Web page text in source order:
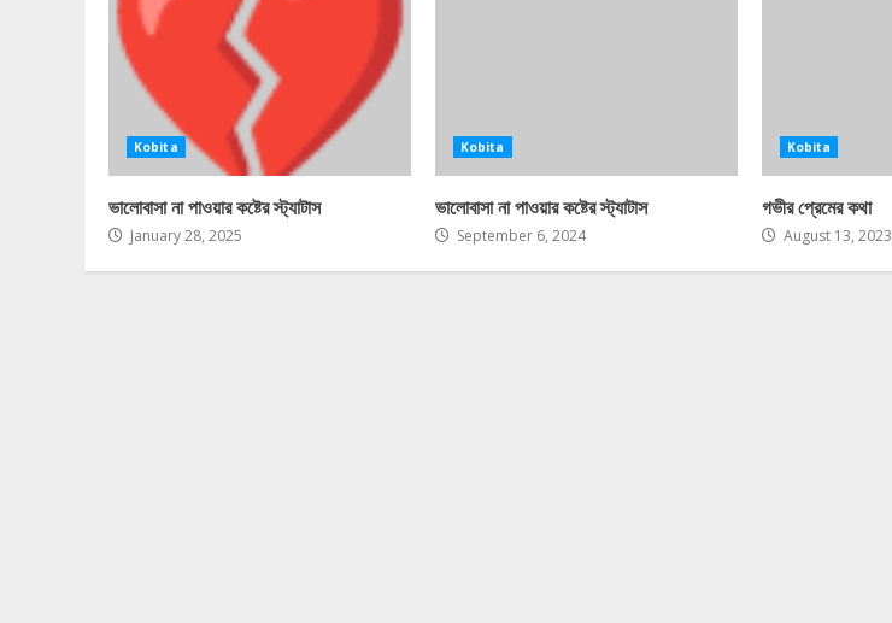
Kobita
ভালোবাসা না পাওয়ার কষ্টের স্ট্যাটাস
January 28, 2025
Kobita
ভালোবাসা না পাওয়ার কষ্টের স্ট্যাটাস
September 6, 2024
Kobita
গভীর প্রেমের কথা
August 13, 2023